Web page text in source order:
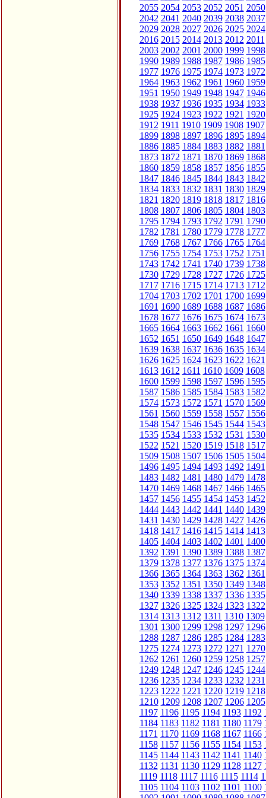
2055 2054 2053 2052 2051 2050
2042 2041 2040 2039 2038 2037
2029 2028 2027 2026 2025 2024
2016 2015 2014 2013 2012 2011
2003 2002 2001 2000 1999 1998
1990 1989 1988 1987 1986 1985
1977 1976 1975 1974 1973 1972
1964 1963 1962 1961 1960 1959
1951 1950 1949 1948 1947 1946
1938 1937 1936 1935 1934 1933
1925 1924 1923 1922 1921 1920
1912 1911 1910 1909 1908 1907
1899 1898 1897 1896 1895 1894
1886 1885 1884 1883 1882 1881
1873 1872 1871 1870 1869 1868
1860 1859 1858 1857 1856 1855
1847 1846 1845 1844 1843 1842
1834 1833 1832 1831 1830 1829
1821 1820 1819 1818 1817 1816
1808 1807 1806 1805 1804 1803
1795 1794 1793 1792 1791 1790
1782 1781 1780 1779 1778 1777
1769 1768 1767 1766 1765 1764
1756 1755 1754 1753 1752 1751
1743 1742 1741 1740 1739 1738
1730 1729 1728 1727 1726 1725
1717 1716 1715 1714 1713 1712
1704 1703 1702 1701 1700 1699
1691 1690 1689 1688 1687 1686
1678 1677 1676 1675 1674 1673
1665 1664 1663 1662 1661 1660
1652 1651 1650 1649 1648 1647
1639 1638 1637 1636 1635 1634
1626 1625 1624 1623 1622 1621
1613 1612 1611 1610 1609 1608
1600 1599 1598 1597 1596 1595
1587 1586 1585 1584 1583 1582
1574 1573 1572 1571 1570 1569
1561 1560 1559 1558 1557 1556
1548 1547 1546 1545 1544 1543
1535 1534 1533 1532 1531 1530
1522 1521 1520 1519 1518 1517
1509 1508 1507 1506 1505 1504
1496 1495 1494 1493 1492 1491
1483 1482 1481 1480 1479 1478
1470 1469 1468 1467 1466 1465
1457 1456 1455 1454 1453 1452
1444 1443 1442 1441 1440 1439
1431 1430 1429 1428 1427 1426
1418 1417 1416 1415 1414 1413
1405 1404 1403 1402 1401 1400
1392 1391 1390 1389 1388 1387
1379 1378 1377 1376 1375 1374
1366 1365 1364 1363 1362 1361
1353 1352 1351 1350 1349 1348
1340 1339 1338 1337 1336 1335
1327 1326 1325 1324 1323 1322
1314 1313 1312 1311 1310 1309
1301 1300 1299 1298 1297 1296
1288 1287 1286 1285 1284 1283
1275 1274 1273 1272 1271 1270
1262 1261 1260 1259 1258 1257
1249 1248 1247 1246 1245 1244
1236 1235 1234 1233 1232 1231
1223 1222 1221 1220 1219 1218
1210 1209 1208 1207 1206 1205
1197 1196 1195 1194 1193 1192
1184 1183 1182 1181 1180 1179
1171 1170 1169 1168 1167 1166
1158 1157 1156 1155 1154 1153
1145 1144 1143 1142 1141 1140
1132 1131 1130 1129 1128 1127
1119 1118 1117 1116 1115 1114
1105 1104 1103 1102 1101 1100